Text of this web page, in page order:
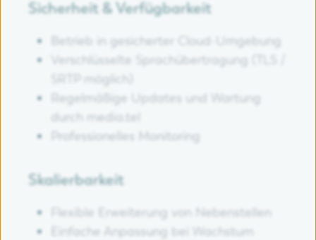
Sicherheit & Verfügbarkeit
Betrieb in gesicherter Cloud-Umgebung
Verschlüsselte Sprachübertragung (TLS /
SRTP möglich)
Regelmäßige Updates und Wartung
durch media.tel
Professionelles Monitoring
Skalierbarkeit
Flexible Erweiterung von Nebenstellen
Einfache Anpassung bei Wachstum